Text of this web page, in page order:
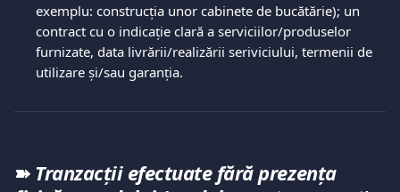
exemplu: construcția unor cabinete de bucătărie); un
contract cu o indicație clară a serviciilor/produselor
furnizate, data livrării/realizării seriviciului, termenii de
utilizare și/sau garanția.
➽ Tranzacții efectuate fără prezența